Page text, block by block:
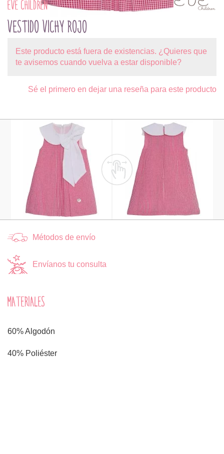
EVE CHILDREN
VESTIDO VICHY ROJO
Este producto está fuera de existencias. ¿Quieres que
te avisemos cuando vuelva a estar disponible?
Sé el primero en dejar una reseña para este producto
Métodos de envío
Envíanos tu consulta
MATERIALES
60% Algodón
40% Poliéster